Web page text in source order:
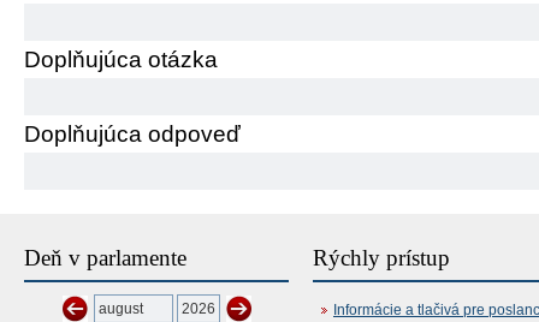
Doplňujúca otázka
Doplňujúca odpoveď
Deň v parlamente Rýchly prístup
Informácie a tlačivá pre